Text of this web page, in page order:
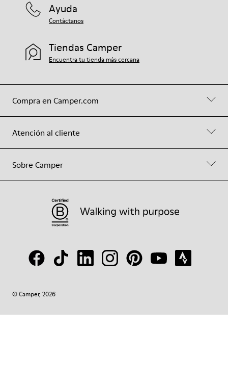
Compra en Camper.com
Atención al cliente
Sobre Camper
Ayuda
Contáctanos
Tiendas Camper
Encuentra tu tienda más cercana
© Camper, 2026